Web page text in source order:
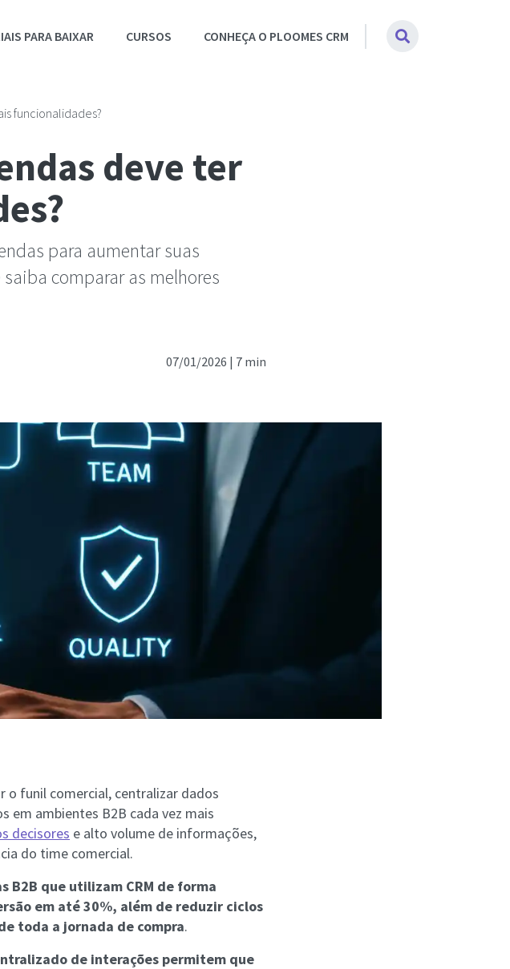
PARA BAIXAR CURSOS CONHEÇA O PLOOMES CRM
funcionalidades?
deve ter
para aumentar suas
comparar as melhores
07/01/2026 | 7 min
o funil comercial, centralizar dados
em ambientes B2B cada vez mais
decisores e alto volume de informações,
do time comercial.
B2B que utilizam CRM de forma
em até 30%, além de reduzir ciclos
toda a jornada de compra.
de interações permitem que